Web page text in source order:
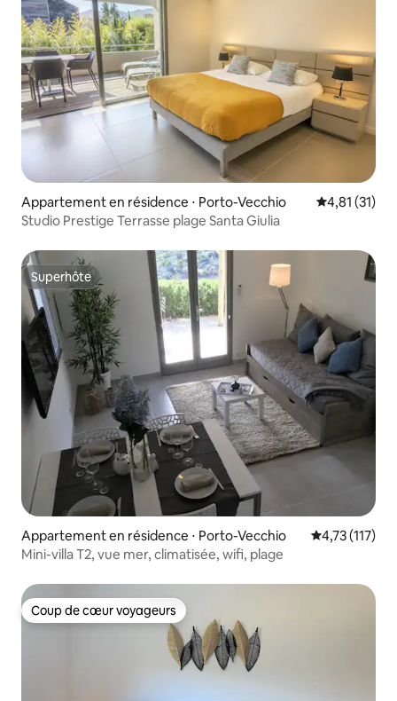
Appartement en résidence ⋅ Porto-Vecchio Évaluation
4,81 (31)
Studio Prestige Terrasse plage Santa Giulia
Superhôte
Superhôte
Appartement en résidence ⋅ Porto-Vecchio Évaluation
4,73 (117)
Mini-villa T2, vue mer, climatisée, wifi, plage
Coup de cœur voyageurs
Coup de cœur voyageurs